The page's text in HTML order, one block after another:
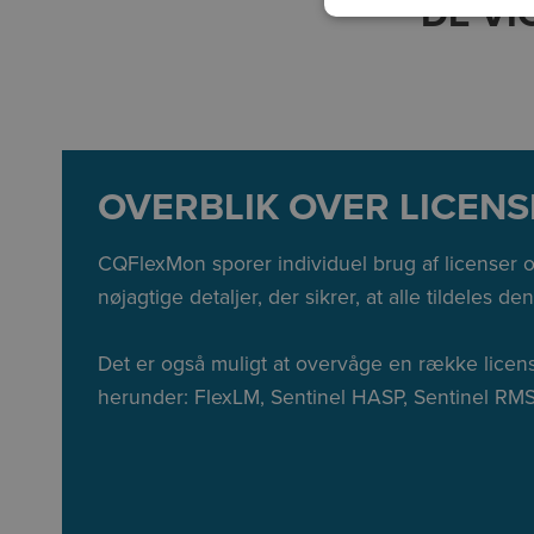
DE
OVERBLIK OVER
CQFlexMon sporer individuel brug af licenser
nøjagtige detaljer, der sikrer, at alle tildeles
Det er også muligt at overvåge en række
herunder: FlexLM, Sentinel HASP, Sentinel